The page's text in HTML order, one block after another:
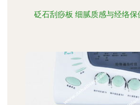
砭石刮痧板 细腻质感与经络保